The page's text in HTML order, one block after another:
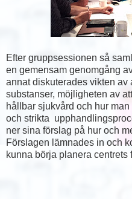
Efter gruppsessionen så
en gemensam genomgång
annat diskuterades vikten av
substanser, möjligheten av
hållbar sjukvård och hur
och strikta
ner sina förslag på hur och
Förslagen lämnades in och
kunna börja planera centrets